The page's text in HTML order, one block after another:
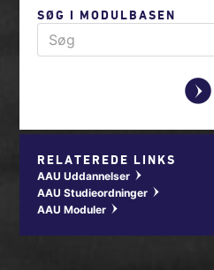
SØG I MODULBASEN
y
RELATEREDE LINKS
AAU Uddannelser w
AAU Studieordninger w
AAU Moduler w